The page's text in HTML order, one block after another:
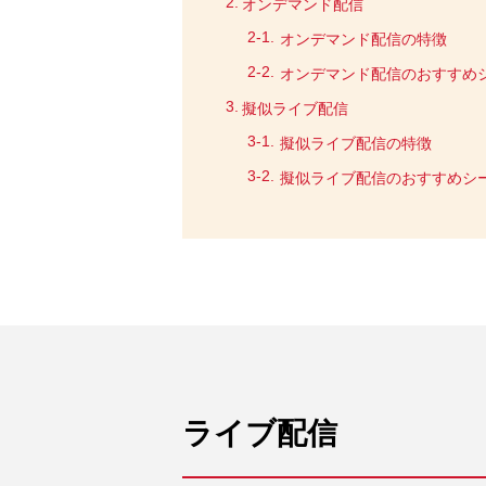
オンデマンド配信
オンデマンド配信の特徴
オンデマンド配信のおすすめ
擬似ライブ配信
擬似ライブ配信の特徴
擬似ライブ配信のおすすめシ
ライブ配信